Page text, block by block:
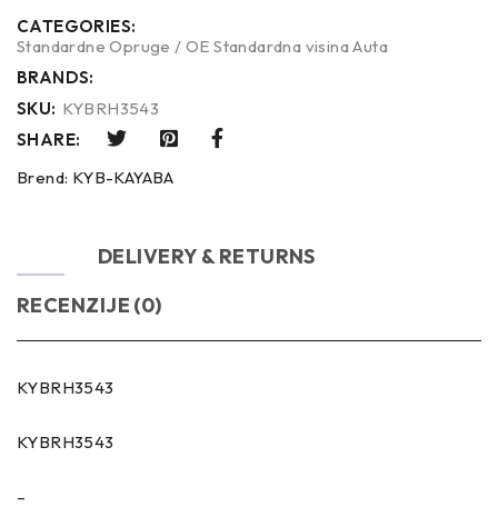
CATEGORIES:
Standardne Opruge / OE Standardna visina Auta
BRANDS:
SKU: KYBRH3543
SHARE:
Brend: KYB-KAYABA
DELIVERY & RETURNS
RECENZIJE (0)
KYBRH3543
KYBRH3543
–